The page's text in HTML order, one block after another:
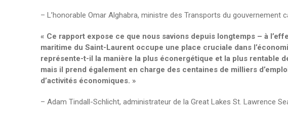
– L’honorable Omar Alghabra, ministre des Transports du gouvernement
« Ce rapport expose ce que nous savions depuis longtemps – à
maritime du Saint-Laurent occupe une place cruciale dans
représente-t-il la manière la plus éconergétique et la plus rentable
mais il prend également en charge des centaines de milliers
d’activités économiques. »
– Adam Tindall-Schlicht, administrateur de la Great Lakes St. Lawrence